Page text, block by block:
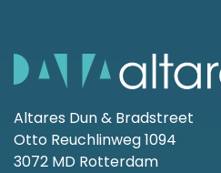
Altares Dun & Bradstreet
Otto Reuchlinweg 1094
3072 MD Rotterdam